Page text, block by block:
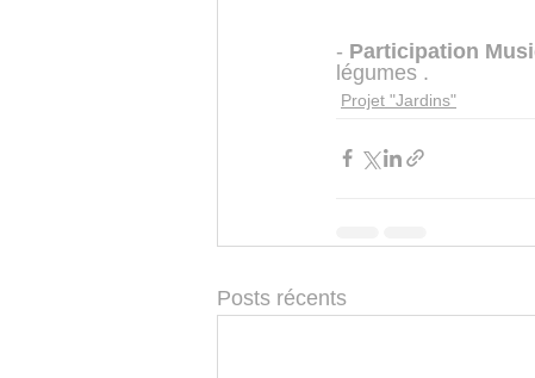
- Participation
légumes .
Projet "Jardins"
Posts récents